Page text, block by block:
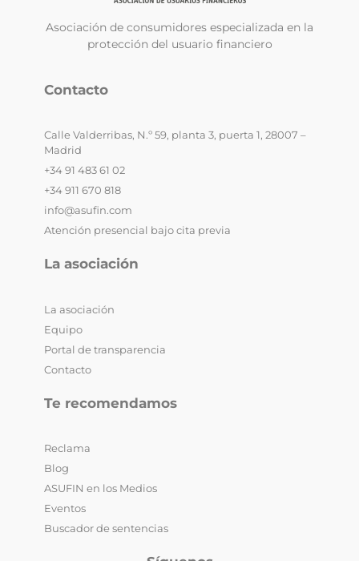
Asociación de consumidores especializada en la
protección del usuario financiero
Contacto
Calle Valderribas, N.º 59, planta 3, puerta 1, 28007 –
Madrid
+34 91 483 61 02
+34 911 670 818
info@asufin.com
Atención presencial bajo cita previa
La asociación
La asociación
Equipo
Portal de transparencia
Contacto
Te recomendamos
Reclama
Blog
ASUFIN en los Medios
Eventos
Buscador de sentencias